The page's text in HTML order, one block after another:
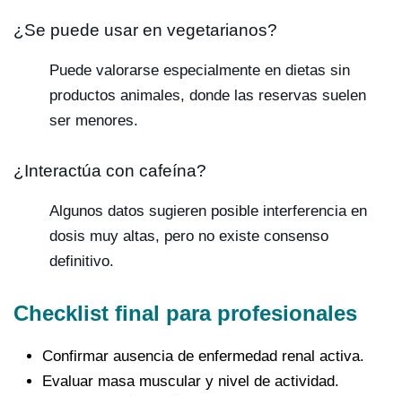
¿Se puede usar en vegetarianos?
Puede valorarse especialmente en dietas sin
productos animales, donde las reservas suelen
ser menores.
¿Interactúa con cafeína?
Algunos datos sugieren posible interferencia en
dosis muy altas, pero no existe consenso
definitivo.
Checklist final para profesionales
Confirmar ausencia de enfermedad renal activa.
Evaluar masa muscular y nivel de actividad.